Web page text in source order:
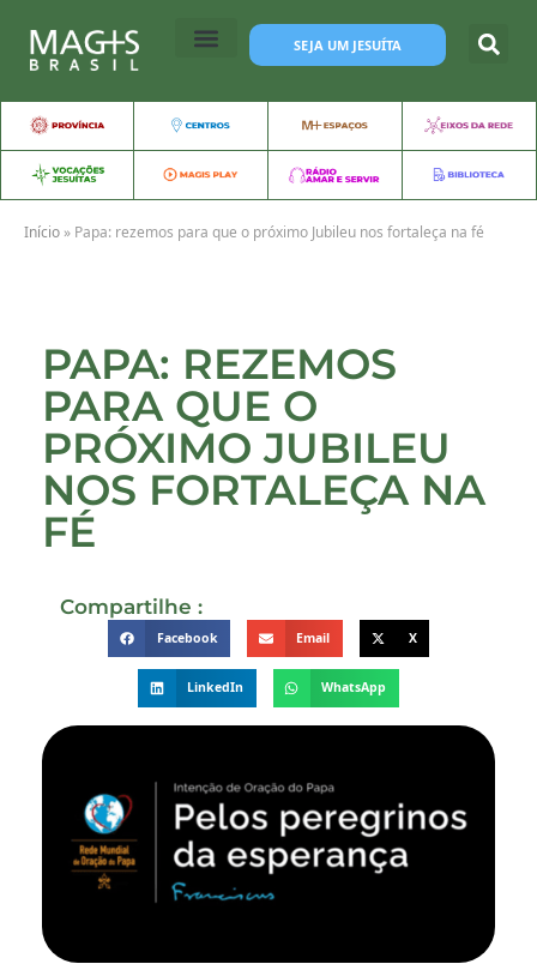
SEJA UM JESUÍTA
Início » Papa: rezemos para que o próximo Jubileu nos fortaleça na fé
PAPA: REZEMOS
PARA QUE O
PRÓXIMO JUBILEU
NOS FORTALEÇA NA
FÉ
Compartilhe :
Facebook Email X
LinkedIn WhatsApp